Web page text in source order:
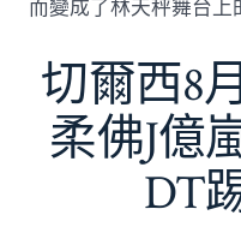
而變成了林天秤舞台上
切爾西8
柔佛J億
DT